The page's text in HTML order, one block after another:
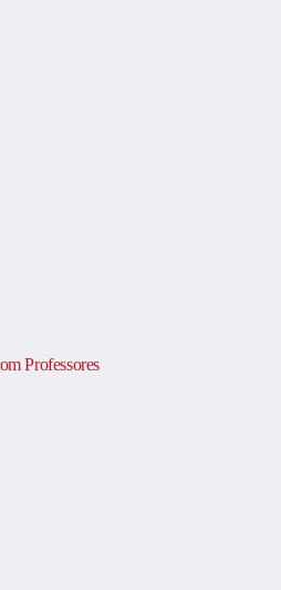
Professores